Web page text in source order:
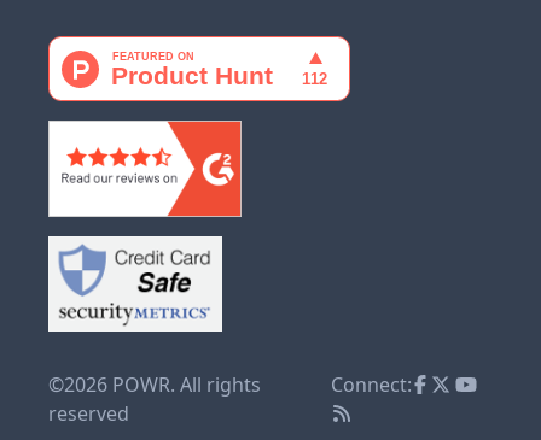
©2026 POWR. All rights
reserved
Connect: